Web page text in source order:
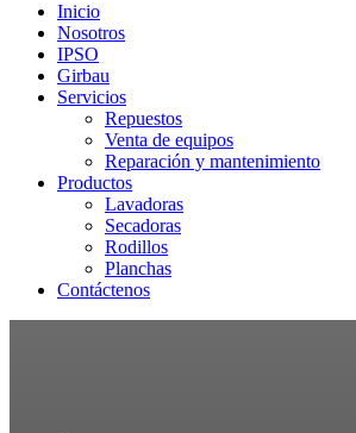
Inicio
Nosotros
IPSO
Girbau
Servicios
Repuestos
Venta de equipos
Reparación y mantenimiento
Productos
Lavadoras
Secadoras
Rodillos
Planchas
Contáctenos